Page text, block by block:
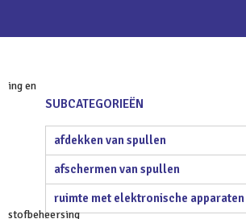
SUBCATEGORIEËN
afdekken van spullen
afschermen van spullen
ruimte met elektronische apparaten